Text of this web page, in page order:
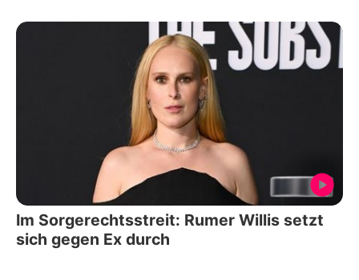
Im Sorgerechtsstreit: Rumer Willis setzt
sich gegen Ex durch